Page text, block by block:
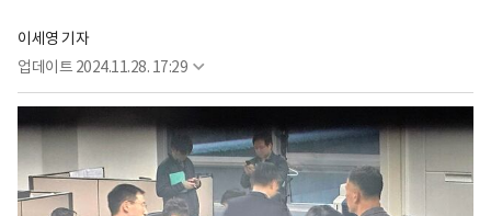
이세영 기자
업데이트 2024.11.28. 17:29